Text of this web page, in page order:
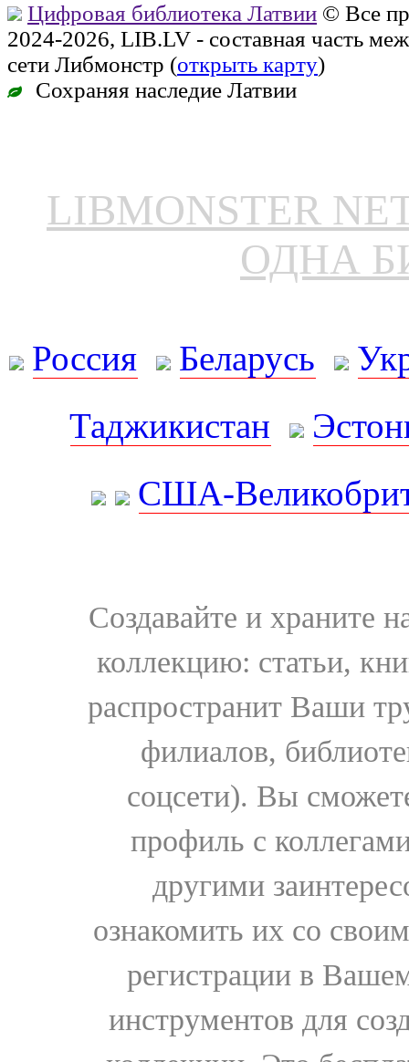
Цифровая библиотека Латвии © Все
2024-2026, LIB.LV - составная часть
сети Либмонстр (открыть карту)
Сохраняя наследие Латвии
LIBMONSTER
ОДНА
Россия Беларусь
Таджикистан
США-
Создавайте и храните
коллекцию: статьи,
распространит Ваши
филиалов,
соцсети). Вы
профиль с
другими
ознакомить их со
регистрации в
инструментов для